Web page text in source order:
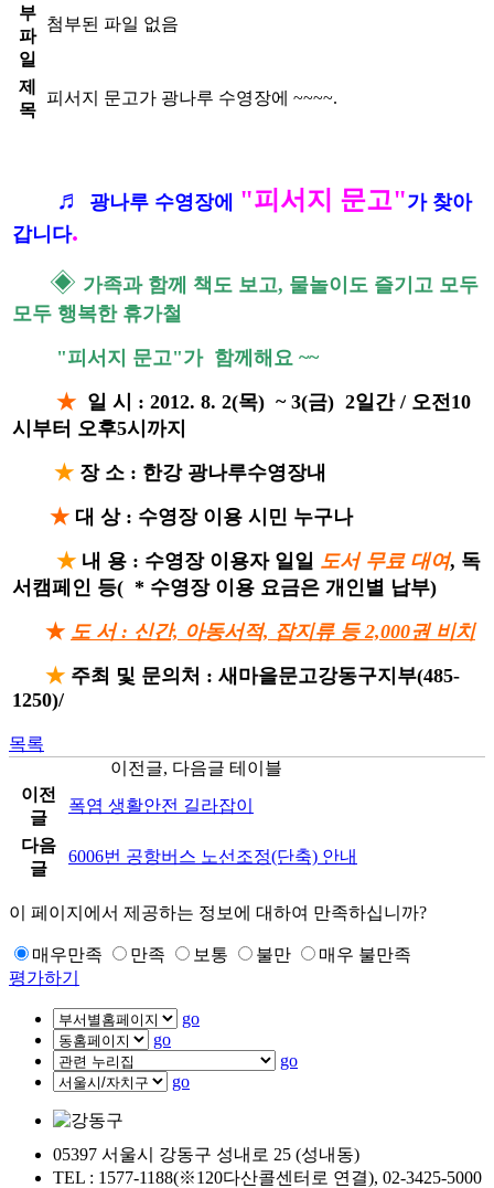
부
파
일
첨부된 파일 없음
제
목
피서지 문고가 광나루 수영장에 ~~~~.
♬ 광나루 수영장에 "피서지 문고"가 찾아
갑니다.
◈ 가족과 함께 책도 보고, 물놀이도 즐기고 모두
모두 행복한 휴가철
"피서지 문고"가 함께해요 ~~
★ 일 시 : 2012. 8. 2(목) ~ 3(금) 2일간 / 오전10
시부터 오후5시까지
★ 장 소 : 한강 광나루수영장내
★ 대 상 : 수영장 이용 시민 누구나
★ 내 용 : 수영장 이용자 일일 도서 무료 대여, 독
서캠페인 등( * 수영장 이용 요금은 개인별 납부)
★ 도 서 : 신간, 아동서적, 잡지류 등 2,000권 비치
★ 주최 및 문의처 : 새마을문고강동구지부(485-
1250)/
목록
이전글, 다음글 테이블
이전
글
폭염 생활안전 길라잡이
다음
글
6006번 공항버스 노선조정(단축) 안내
이 페이지에서 제공하는 정보에 대하여 만족하십니까?
매우만족 만족 보통 불만
매우 불만족
평가하기
go
go
go
go
05397 서울시 강동구 성내로 25 (성내동)
TEL : 1577-1188(※120다산콜센터로 연결), 02-3425-5000